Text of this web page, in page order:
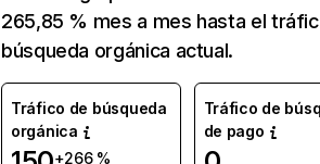
265,85 % mes a mes hasta el
búsqueda orgánica actual.
Tráfico de búsqueda
orgánica
+266 %
Tráfico de
de pago